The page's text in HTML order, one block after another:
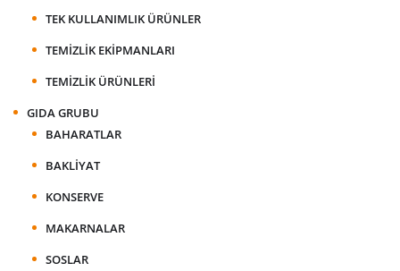
TEK KULLANIMLIK ÜRÜNLER
TEMIZLIK EKIPMANLARI
TEMIZLIK ÜRÜNLERI
GIDA GRUBU
BAHARATLAR
BAKLIYAT
KONSERVE
MAKARNALAR
SOSLAR